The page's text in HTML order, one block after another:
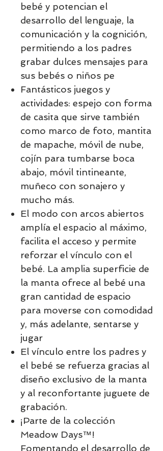
bebé y potencian el
desarrollo del lenguaje, la
comunicación y la cognición,
permitiendo a los padres
grabar dulces mensajes para
sus bebés o niños pe
Fantásticos juegos y
actividades: espejo con forma
de casita que sirve también
como marco de foto, mantita
de mapache, móvil de nube,
cojín para tumbarse boca
abajo, móvil tintineante,
muñeco con sonajero y
mucho más.
El modo con arcos abiertos
amplía el espacio al máximo,
facilita el acceso y permite
reforzar el vínculo con el
bebé. La amplia superficie de
la manta ofrece al bebé una
gran cantidad de espacio
para moverse con comodidad
y, más adelante, sentarse y
jugar
El vínculo entre los padres y
el bebé se refuerza gracias al
diseño exclusivo de la manta
y al reconfortante juguete de
grabación.
¡Parte de la colección
Meadow Days™!
Fomentando el desarrollo de